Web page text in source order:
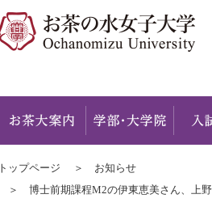
お茶大
トップページ
お知らせ
博士前期課程M2の伊東恵美さん、上